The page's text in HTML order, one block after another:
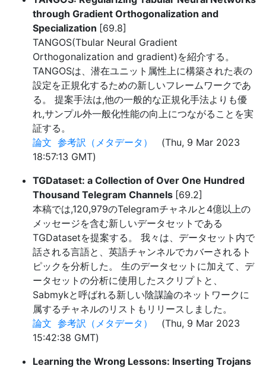
through Gradient Orthogonalization and
Specialization [69.8]
TANGOS(Tbular Neural Gradient
Orthogonalization and gradient)を紹介する。
TANGOSは、潜在ユニット属性上に構築された表の
設定を正規化するための新しいフレームワークであ
る。 提案手法は,他の一般的な正規化手法よりも優
れ,サンプル外一般化性能の向上につながることを実
証する。
論文 参考訳（メタデータ）
(Thu, 9 Mar 2023
18:57:13 GMT)
TGDataset: a Collection of Over One Hundred
Thousand Telegram Channels [69.2]
本稿では,120,979のTelegramチャネルと4億以上の
メッセージを含む新しいデータセットである
TGDatasetを提案する。 我々は、データセット内で
話される言語と、英語チャンネルでカバーされるト
ピックを分析した。 生のデータセットに加えて、デ
ータセットの分析に使用したスクリプトと、
Sabmykと呼ばれる新しい陰謀論のネットワークに
属するチャネルのリストもリリースしました。
論文 参考訳（メタデータ）
(Thu, 9 Mar 2023
15:42:38 GMT)
Learning the Wrong Lessons: Inserting Trojans